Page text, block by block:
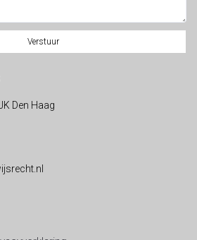
Verstuur
Den Haag